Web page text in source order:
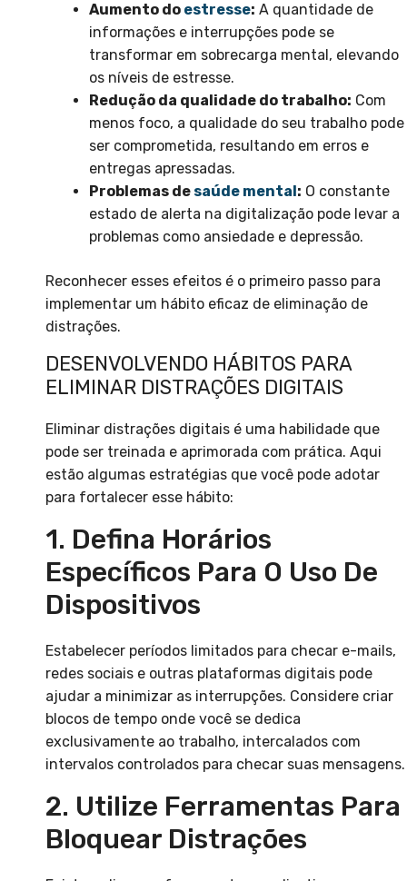
Aumento do estresse: A quantidade de
informações e interrupções pode se
transformar em sobrecarga mental, elevando
os níveis de estresse.
Redução da qualidade do trabalho: Com
menos foco, a qualidade do seu trabalho pode
ser comprometida, resultando em erros e
entregas apressadas.
Problemas de saúde mental : O constante
estado de alerta na digitalização pode levar a
problemas como ansiedade e depressão.
Reconhecer esses efeitos é o primeiro passo para
implementar um hábito eficaz de eliminação de
distrações.
DESENVOLVENDO HÁBITOS PARA
ELIMINAR DISTRAÇÕES DIGITAIS
Eliminar distrações digitais é uma habilidade que
pode ser treinada e aprimorada com prática. Aqui
estão algumas estratégias que você pode adotar
para fortalecer esse hábito:
1. Defina Horários
Específicos Para O Uso De
Dispositivos
Estabelecer períodos limitados para checar e-mails,
redes sociais e outras plataformas digitais pode
ajudar a minimizar as interrupções. Considere criar
blocos de tempo onde você se dedica
exclusivamente ao trabalho, intercalados com
intervalos controlados para checar suas mensagens.
2. Utilize Ferramentas Para
Bloquear Distrações